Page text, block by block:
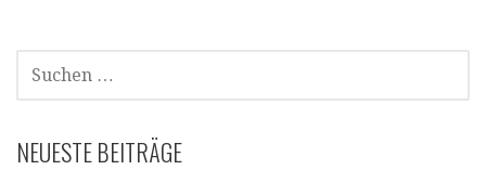
SUCHEN
NACH:
NEUESTE BEITRÄGE